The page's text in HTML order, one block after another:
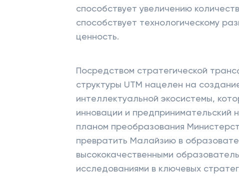
способствует увеличению
способствует технологическому
ценность.
Посредством стратегической
структуры UTM нацелен на
интеллектуальной экосистемы,
инновации и предпринимательский
планом преобразования
превратить Малайзию в
высококачественными
исследованиями в ключевых